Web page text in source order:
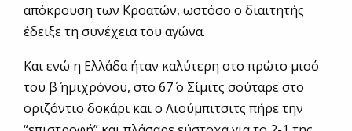
απόκρουση των Κροατών, ωστόσο ο διαιτητής
έδειξε τη συνέχεια του αγώνα.
Και ενώ η Ελλάδα ήταν καλύτερη στο πρώτο μισό
του β΄ ημιχρόνου, στο 67΄ ο Σίμιτς σούταρε στο
οριζόντιο δοκάρι και ο Λιούμπιτσιτς πήρε την